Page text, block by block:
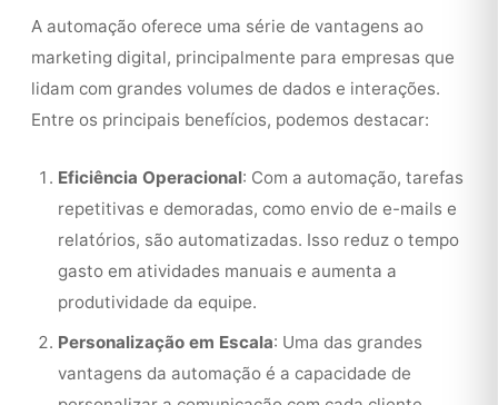
A automação oferece uma série de vantagens ao
marketing digital, principalmente para empresas que
lidam com grandes volumes de dados e interações.
Entre os principais benefícios, podemos destacar:
Eficiência Operacional: Com a automação, tarefas
repetitivas e demoradas, como envio de e-mails e
relatórios, são automatizadas. Isso reduz o tempo
gasto em atividades manuais e aumenta a
produtividade da equipe.
Personalização em Escala: Uma das grandes
vantagens da automação é a capacidade de